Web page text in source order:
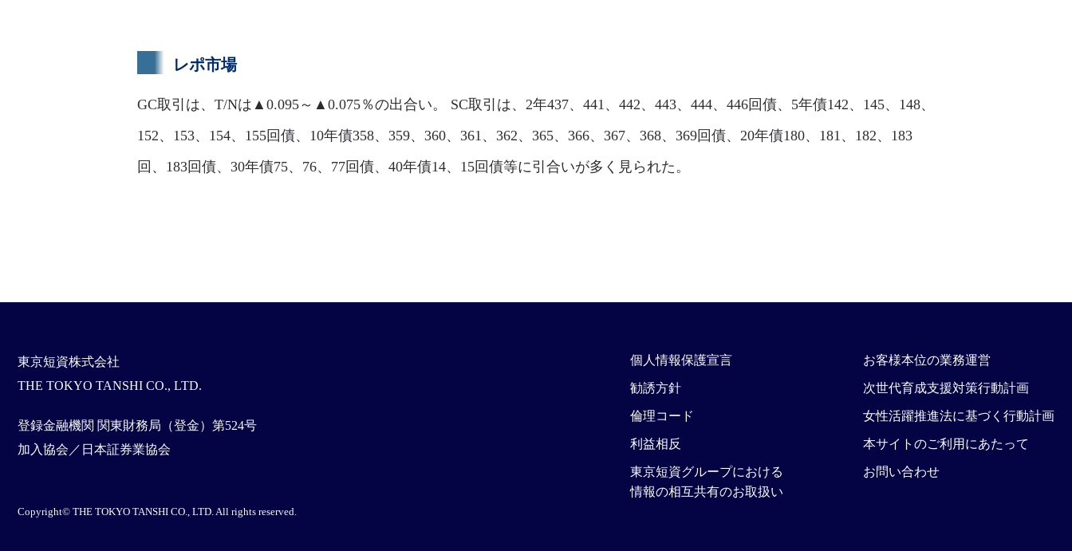
レポ市場
GC取引は、T/Nは▲0.095～▲0.075％の出合い。 SC取引は、2年437、441、442、443、444、446回債、5年債142、145、148、
152、153、154、155回債、10年債358、359、360、361、362、365、366、367、368、369回債、20年債180、181、182、183
回、183回債、30年債75、76、77回債、40年債14、15回債等に引合いが多く見られた。
東京短資株式会社
THE TOKYO TANSHI CO., LTD.
登録金融機関 関東財務局（登金）第524号
加入協会／日本証券業協会
個人情報保護宣言
勧誘方針
倫理コード
利益相反
東京短資グループにおける
情報の相互共有のお取扱い
お客様本位の業務運営
次世代育成支援対策行動計画
女性活躍推進法に基づく行動計画
本サイトのご利用にあたって
お問い合わせ
Copyright© THE TOKYO TANSHI CO., LTD. All rights reserved.